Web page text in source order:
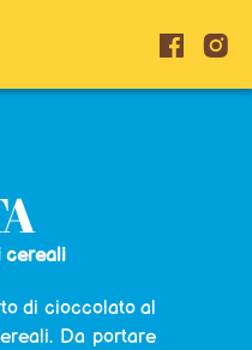
cereali
di cioccolato al
Da portare